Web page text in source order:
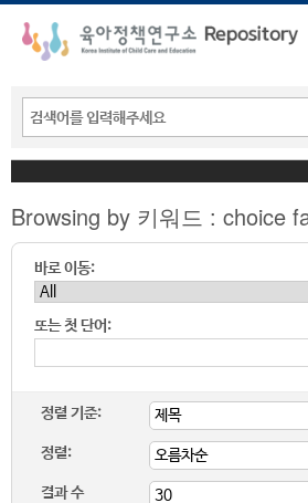
Browsing by 키워드 : choice
바로 이동:
또는 첫 단어:
정렬 기준:
정렬:
결과 수